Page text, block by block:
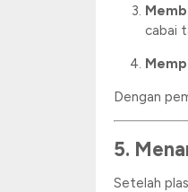
cabai
Dengan
5.
Setelah